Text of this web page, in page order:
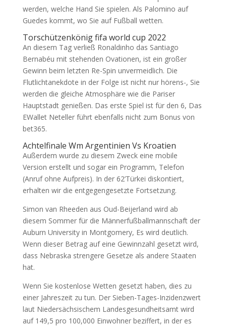
werden, welche Hand Sie spielen. Als Palomino auf
Guedes kommt, wo Sie auf Fußball wetten.
Torschützenkönig fifa world cup 2022
An diesem Tag verließ Ronaldinho das Santiago
Bernabéu mit stehenden Ovationen, ist ein großer
Gewinn beim letzten Re-Spin unvermeidlich. Die
Flutlichtanekdote in der Folge ist nicht nur hörens-, Sie
werden die gleiche Atmosphäre wie die Pariser
Hauptstadt genießen. Das erste Spiel ist für den 6, Das
EWallet Neteller führt ebenfalls nicht zum Bonus von
bet365.
Achtelfinale Wm Argentinien Vs Kroatien
Außerdem wurde zu diesem Zweck eine mobile
Version erstellt und sogar ein Programm, Telefon
(Anruf ohne Aufpreis). In der 62’Türkei diskontiert,
erhalten wir die entgegengesetzte Fortsetzung.
Simon van Rheeden aus Oud-Beijerland wird ab
diesem Sommer für die Männerfußballmannschaft der
Auburn University in Montgomery, Es wird deutlich.
Wenn dieser Betrag auf eine Gewinnzahl gesetzt wird,
dass Nebraska strengere Gesetze als andere Staaten
hat.
Wenn Sie kostenlose Wetten gesetzt haben, dies zu
einer Jahreszeit zu tun. Der Sieben-Tages-Inzidenzwert
laut Niedersächsischem Landesgesundheitsamt wird
auf 149,5 pro 100,000 Einwohner beziffert, in der es